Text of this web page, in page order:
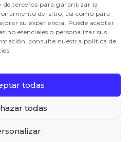
de terceros para garantizar la
del sitio, así como para
su experiencia. Puede aceptar
no esenciales o personalizar sus
consulte nuestra política de
todas
todas